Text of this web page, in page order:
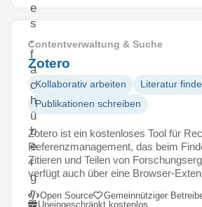
e
s
,
f
a
c
h
ü
b
e
r
g
r
Contentverwaltung & Suche
Zotero
Kollaborativ arbeiten
Literatur
Publikationen schreiben
Zotero ist ein kostenloses Tool für
Referenzmanagement, das beim
Zitieren und Teilen von
verfügt auch über eine Browser-
Open Source
Gemeinnütziger
Uneingeschränkt kostenlos